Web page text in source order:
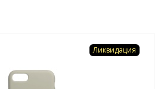
Ликвидация